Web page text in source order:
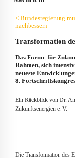
< Bundesregierung
nachbessern
Transformation
Das Forum für
Rahmen, sich
neueste
8.
Ein Rückblick von Dr.
Zukunftsenergien e. V.
Die Transformation des